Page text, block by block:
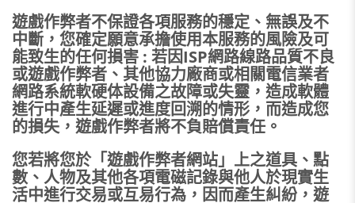
遊戲作弊者不保證各項服務的穩定、無誤及不
中斷，您確定願意承擔使用本服務的風險及可
能致生的任何損害 : 若因ISP網路線路品質不良
或遊戲作弊者、其他協力廠商或相關電信業者
網路系統軟硬体設備之故障或失靈，造成軟體
進行中產生延遲或進度回溯的情形，而造成您
的損失，遊戲作弊者將不負賠償責任。
您若將您於「遊戲作弊者網站」上之道具、點
數、人物及其他各項電磁記錄與他人於現實生
活中進行交易或互易行為，因而產生糾紛，遊